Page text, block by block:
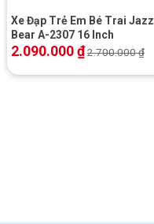
Xe Đạp Trẻ Em Bé Trai Jazz
Bear A-2307 16 Inch
2.090.000₫2.700.000₫